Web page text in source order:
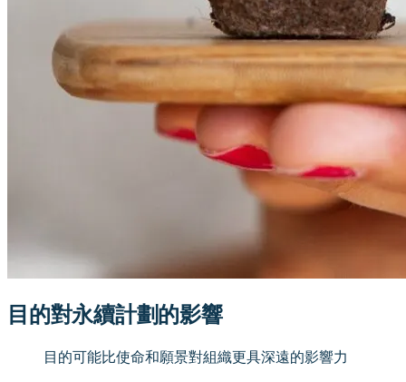
目的對永續計劃的影響
目的可能比使命和願景對組織更具深遠的影響力